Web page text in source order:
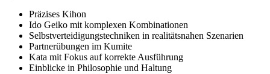
Präzises Kihon
Ido Geiko mit komplexen Kombinationen
Selbstverteidigungstechniken in realitätsnahen Szenarien
Partnerübungen im Kumite
Kata mit Fokus auf korrekte Ausführung
Einblicke in Philosophie und Haltung